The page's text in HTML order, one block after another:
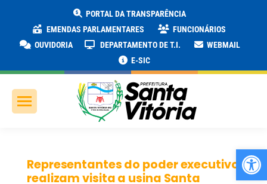
PORTAL DA TRANSPARÊNCIA
EMENDAS PARLAMENTARES
FUNCIONÁRIOS
OUVIDORIA
DEPARTAMENTO DE T.I.
WEBMAIL
E-SIC
Representantes do poder executivo
realizam visita a usina Santa